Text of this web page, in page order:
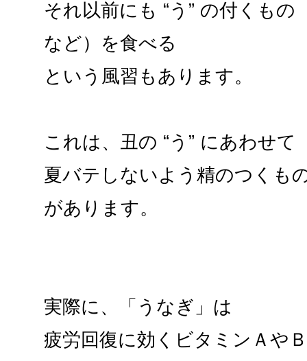
それ以前にも “う” の付くもの
など）を食べる
という風習もあります。
これは、丑の “う” にあわせて
夏バテしないよう精のつくも
があります。
実際に、「うなぎ」は
疲労回復に効くビタミンＡや